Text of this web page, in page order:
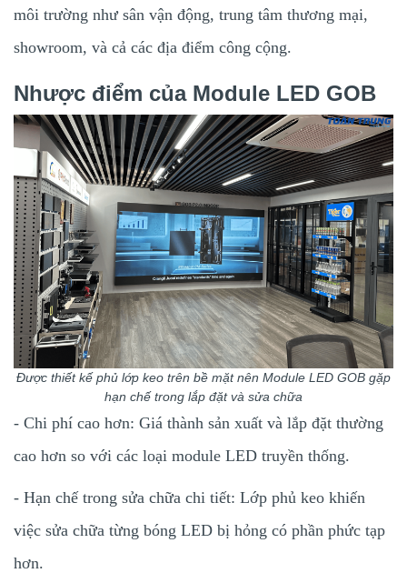
môi trường như sân vận động, trung tâm thương mại,
showroom, và cả các địa điểm công cộng.
Nhược điểm của Module LED GOB
Được thiết kế phủ lớp keo trên bề mặt nên Module LED GOB gặp
hạn chế trong lắp đặt và sửa chữa
- Chi phí cao hơn: Giá thành sản xuất và lắp đặt thường
cao hơn so với các loại module LED truyền thống.
- Hạn chế trong sửa chữa chi tiết: Lớp phủ keo khiến
việc sửa chữa từng bóng LED bị hỏng có phần phức tạp
hơn.